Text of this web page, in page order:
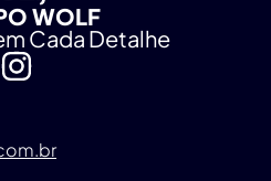
WOLF
Cada Detalhe